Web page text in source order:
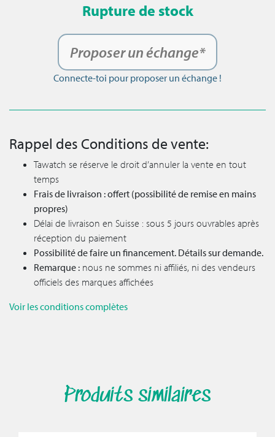
Rupture de stock
Proposer un échange*
Connecte-toi pour proposer un échange !
Rappel des Conditions de vente:
Tawatch se réserve le droit d’annuler la vente en tout
temps
Frais de livraison : offert (possibilité de remise en mains
propres)
Délai de livraison en Suisse : sous 5 jours ouvrables après
réception du paiement
Possibilité de faire un financement. Détails sur demande.
Remarque : nous ne sommes ni affiliés, ni des vendeurs
officiels des marques affichées
Voir les conditions complètes
Produits similaires